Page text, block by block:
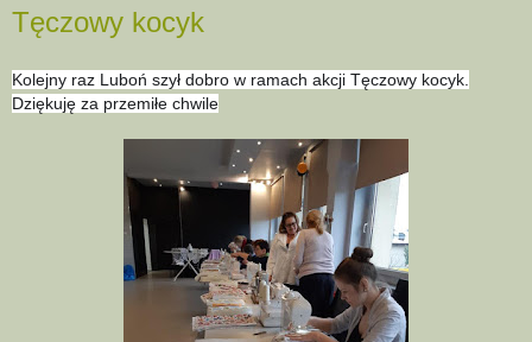
Tęczowy kocyk
Kolejny raz Luboń szył dobro w ramach akcji Tęczowy kocyk.
Dziękuję za przemiłe chwile